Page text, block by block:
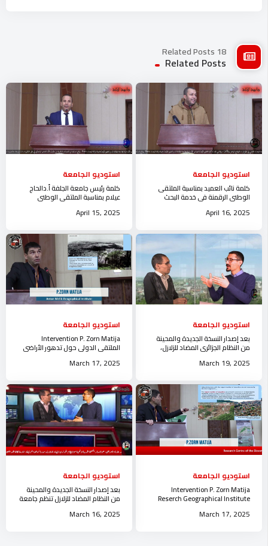
18 Related Posts
Related Posts
استوديو الجامعة
كلمة نائب العميد بمناسبة الملتقى
الوطني الرقمنة في خدمة البحث
العلمي في الجزائرالوضع الراهن و
الآفاق
April 16, 2025
استوديو الجامعة
كلمة رئيس جامعة الجلفة أ.دالحاج
عيلام بمناسبة الملتقى الوطني
الرقمنة في خدمة البحث العلمي في
الجزائر
April 15, 2025
استوديو الجامعة
بعد إصدار النسخة الجديدة والمحينة
من النظام الجزائري المضاد للزلازل،
March 19, 2025
استوديو الجامعة
Intervention P. Zorn Matija
الملتقى الدولي حول تدهور الأراضي
March 17, 2025
استوديو الجامعة
Intervention P. Zorn Matija
Reserch Geographical Institute
March 17, 2025
استوديو الجامعة
بعد إصدار النسخة الجديدة والمحينة
من النظام المضاد للزلازل تنظم جامعة
March 16, 2025